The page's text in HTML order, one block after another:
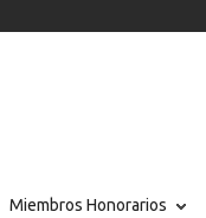
Miembros Honorarios